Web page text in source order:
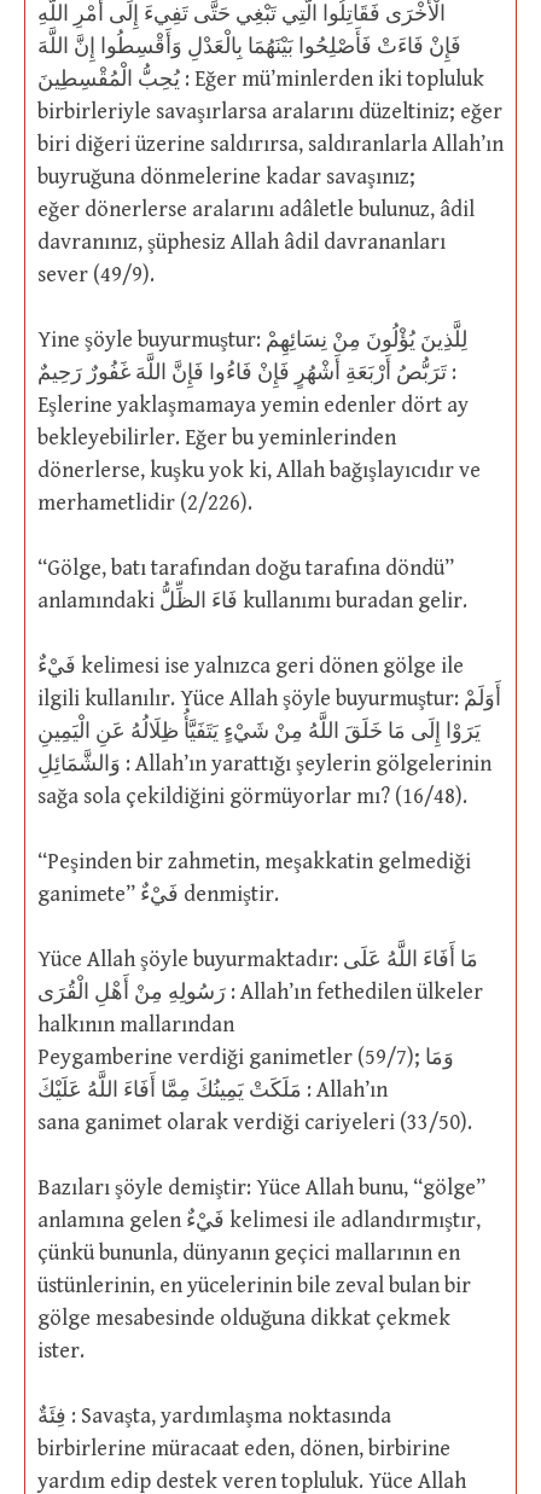
الْأُخْرَى فَقَاتِلُوا الَّتِي تَبْغِي حَتَّى تَفِيءَ إِلَى أَمْرِ اللَّهِ
فَإِنْ فَاءَتْ فَأَصْلِحُوا بَيْنَهُمَا بِالْعَدْلِ وَأَقْسِطُوا إِنَّ اللَّهَ
يُحِبُّ الْمُقْسِطِينَ : Eğer mü’minlerden iki topluluk
birbirleriyle savaşırlarsa aralarını düzeltiniz; eğer
biri diğeri üzerine saldırırsa, saldıranlarla Allah’ın
buyruğuna dönmelerine kadar savaşınız;
eğer dönerlerse aralarını adâletle bulunuz, âdil
davranınız, şüphesiz Allah âdil davrananları
sever (49/9).
Yine şöyle buyurmuştur: لِلَّذِينَ يُؤْلُونَ مِنْ نِسَائِهِمْ
تَرَبُّصُ أَرْبَعَةِ أَشْهُرٍ فَإِنْ فَاءُوا فَإِنَّ اللَّهَ غَفُورٌ رَحِيمٌ :
Eşlerine yaklaşmamaya yemin edenler dört ay
bekleyebilirler. Eğer bu yeminlerinden
dönerlerse, kuşku yok ki, Allah bağışlayıcıdır ve
merhametlidir (2/226).
“Gölge, batı tarafından doğu tarafına döndü”
anlamındaki فَاءَ الظِّلُّ kullanımı buradan gelir.
فَيْءٌ kelimesi ise yalnızca geri dönen gölge ile
ilgili kullanılır. Yüce Allah şöyle buyurmuştur: أَوَلَمْ
يَرَوْا إِلَى مَا خَلَقَ اللَّهُ مِنْ شَيْءٍ يَتَفَيَّأُ ظِلَالُهُ عَنِ الْيَمِينِ
وَالشَّمَائِلِ : Allah’ın yarattığı şeylerin gölgelerinin
sağa sola çekildiğini görmüyorlar mı? (16/48).
“Peşinden bir zahmetin, meşakkatin gelmediği
ganimete” فَيْءٌ denmiştir.
Yüce Allah şöyle buyurmaktadır: مَا أَفَاءَ اللَّهُ عَلَى
رَسُولِهِ مِنْ أَهْلِ الْقُرَى : Allah’ın fethedilen ülkeler
halkının mallarından
Peygamberine verdiği ganimetler (59/7); وَمَا
مَلَكَتْ يَمِينُكَ مِمَّا أَفَاءَ اللَّهُ عَلَيْكَ : Allah’ın
sana ganimet olarak verdiği cariyeleri (33/50).
Bazıları şöyle demiştir: Yüce Allah bunu, “gölge”
anlamına gelen فَيْءٌ kelimesi ile adlandırmıştır,
çünkü bununla, dünyanın geçici mallarının en
üstünlerinin, en yücelerinin bile zeval bulan bir
gölge mesabesinde olduğuna dikkat çekmek
ister.
فِئَةٌ : Savaşta, yardımlaşma noktasında
birbirlerine müracaat eden, dönen, birbirine
yardım edip destek veren topluluk. Yüce Allah